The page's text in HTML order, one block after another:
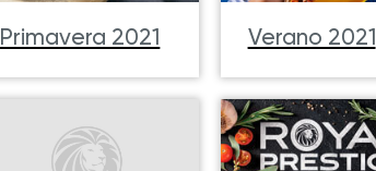
Primavera 2021 Verano 2021